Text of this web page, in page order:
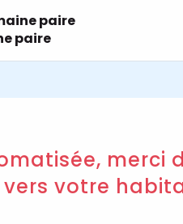
paire
paire
merci
votre